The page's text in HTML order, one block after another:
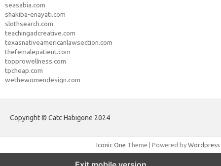
seasabia.com
shakiba-enayati.com
slothsearch.com
teachingadcreative.com
texasnativeamericanlawsection.com
thefemalepatient.com
topprowellness.com
tpcheap.com
wethewomendesign.com
Copyright © Catc Habigone 2024
Iconic One Theme | Powered by Wordpress